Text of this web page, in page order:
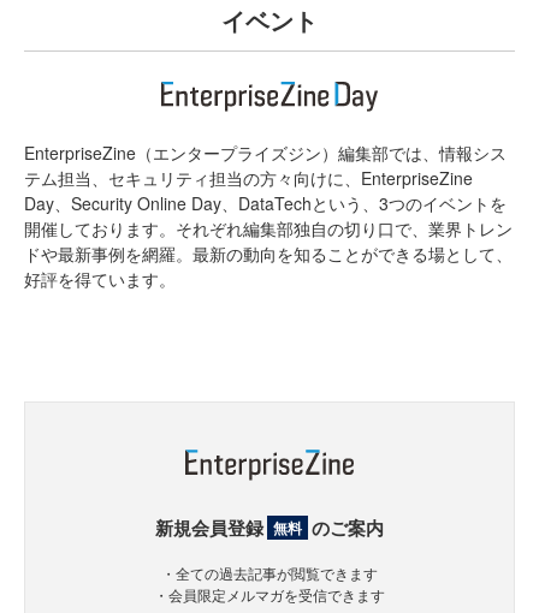
イベント
EnterpriseZine（エンタープライズジン）編集部では、情報シス
テム担当、セキュリティ担当の方々向けに、EnterpriseZine
Day、Security Online Day、DataTechという、3つのイベントを
開催しております。それぞれ編集部独自の切り口で、業界トレン
ドや最新事例を網羅。最新の動向を知ることができる場として、
好評を得ています。
新規会員登録 無料 のご案内
・全ての過去記事が閲覧できます
・会員限定メルマガを受信できます